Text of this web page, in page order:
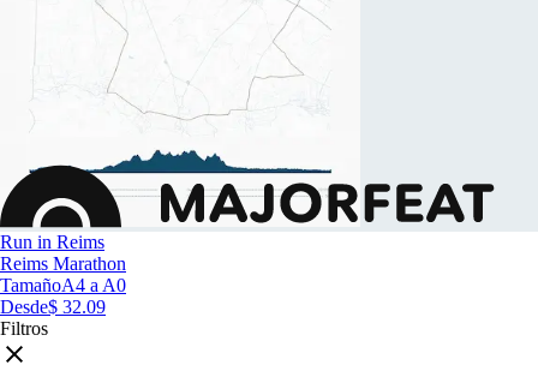
Run in Reims
Reims Marathon
TamañoA4 a A0
Desde$ 32.09
Filtros